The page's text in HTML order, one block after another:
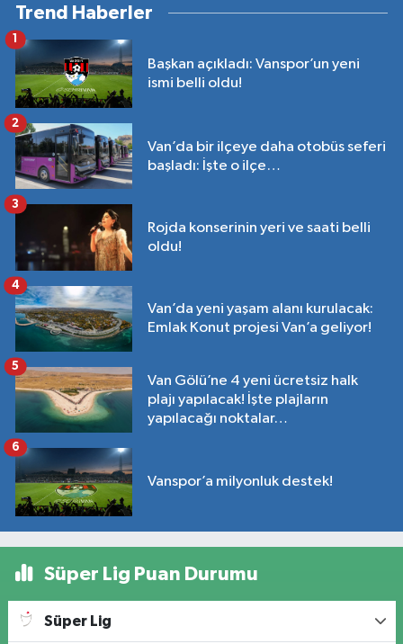
Trend Haberler
Başkan açıkladı: Vanspor’un yeni
ismi belli oldu!
1
Van’da bir ilçeye daha otobüs seferi
başladı: İşte o ilçe…
2
Rojda konserinin yeri ve saati belli
oldu!
3
Van’da yeni yaşam alanı kurulacak:
Emlak Konut projesi Van’a geliyor!
4
Van Gölü’ne 4 yeni ücretsiz halk
plajı yapılacak! İşte plajların
yapılacağı noktalar…
5
Vanspor’a milyonluk destek!
6
Süper Lig Puan Durumu
Süper Lig